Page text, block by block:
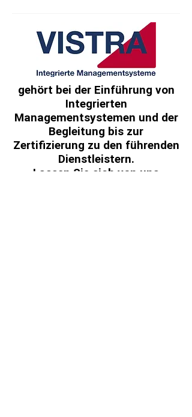
gehört bei der Einführung von
Integrierten
Managementsystemen und der
Begleitung bis zur
Zertifizierung zu den führenden
Dienstleistern.
Lassen Sie sich von uns